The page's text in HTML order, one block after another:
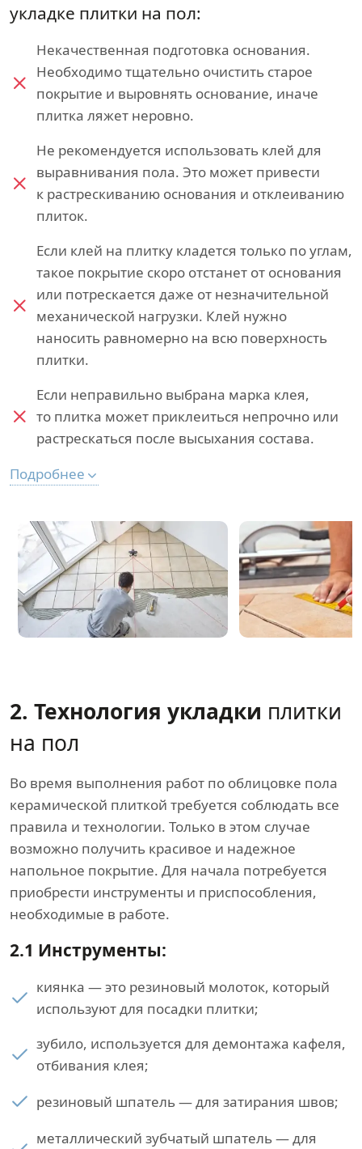
укладке плитки на пол:
Некачественная подготовка основания.
Необходимо тщательно очистить старое
покрытие и выровнять основание, иначе
плитка ляжет неровно.
Не рекомендуется использовать клей для
выравнивания пола. Это может привести
к растрескиванию основания и отклеиванию
плиток.
Если клей на плитку кладется только по углам,
такое покрытие скоро отстанет от основания
или потрескается даже от незначительной
механической нагрузки. Клей нужно
наносить равномерно на всю поверхность
плитки.
Если неправильно выбрана марка клея,
то плитка может приклеиться непрочно или
растрескаться после высыхания состава.
Подробнее
2. Технология укладки плитки
на пол
Во время выполнения работ по облицовке пола
керамической плиткой требуется соблюдать все
правила и технологии. Только в этом случае
возможно получить красивое и надежное
напольное покрытие. Для начала потребуется
приобрести инструменты и приспособления,
необходимые в работе.
2.1 Инструменты:
киянка — это резиновый молоток, который
используют для посадки плитки;
зубило, используется для демонтажа кафеля,
отбивания клея;
резиновый шпатель — для затирания швов;
металлический зубчатый шпатель — для